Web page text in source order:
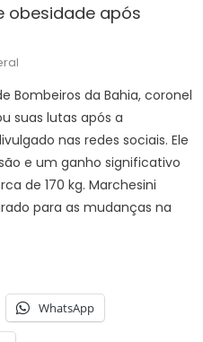
obesidade após
Bombeiros da Bahia, coronel
suas lutas após a
nas redes sociais. Ele
e um ganho significativo
de 170 kg. Marchesini
para as mudanças na
WhatsApp